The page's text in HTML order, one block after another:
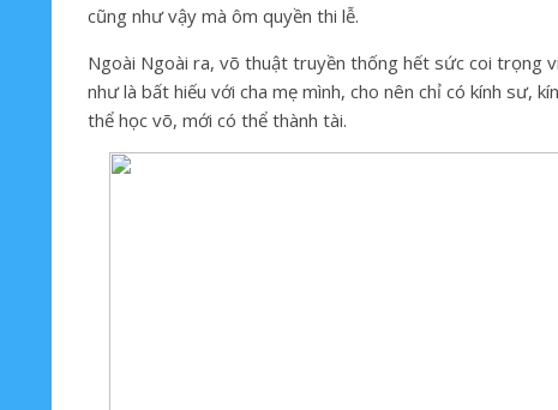
cũng như vậy mà ôm quyền thi lễ.
Ngoài Ngoài ra, võ thuật truyền thống hết sức coi trọng
như là bất hiếu với cha mẹ mình, cho nên chỉ có kính sư,
thể học võ, mới có thể thành tài.